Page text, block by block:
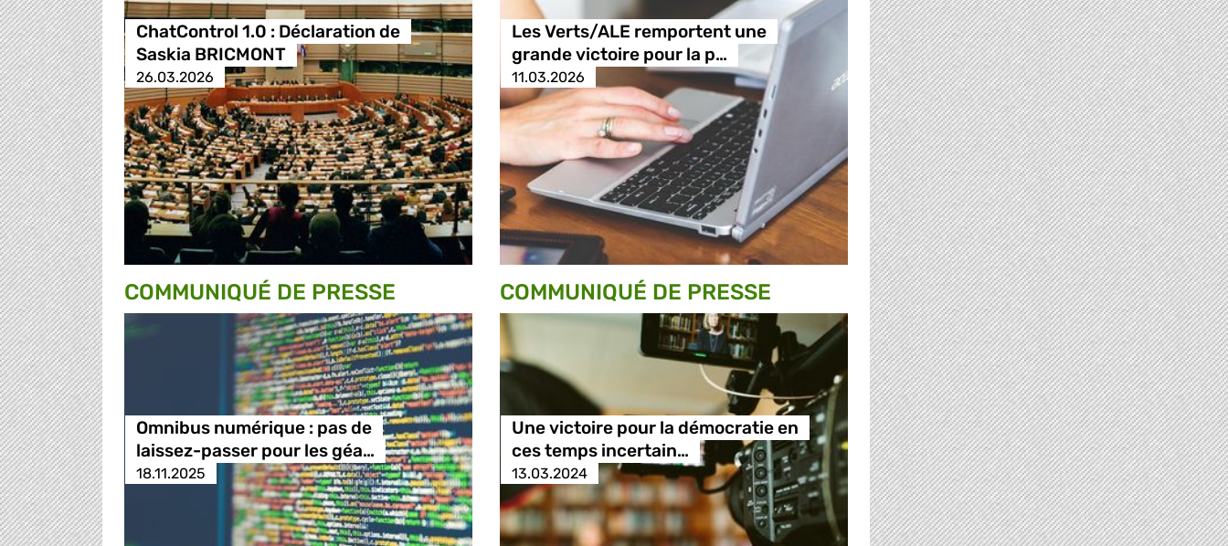
ChatControl 1.0 : Déclaration de
Saskia BRICMONT
26.03.2026
Les Verts/ALE remportent une
grande victoire pour la p…
11.03.2026
COMMUNIQUÉ DE PRESSE
Omnibus numérique : pas de
laissez-passer pour les géa…
18.11.2025
COMMUNIQUÉ DE PRESSE
Une victoire pour la démocratie en
ces temps incertain…
13.03.2024